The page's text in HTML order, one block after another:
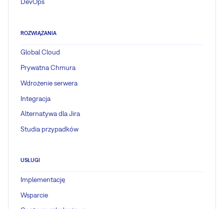
DevOps
ROZWIĄZANIA
Global Cloud
Prywatna Chmura
Wdrożenie serwera
Integracja
Alternatywa dla Jira
Studia przypadków
USŁUGI
Implementację
Wsparcie